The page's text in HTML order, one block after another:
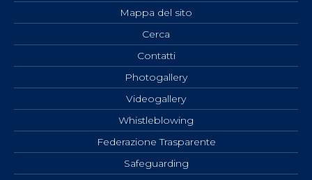
Mappa del sito
Cerca
Contatti
Photogallery
Videogallery
Whistleblowing
Federazione Trasparente
Safeguarding